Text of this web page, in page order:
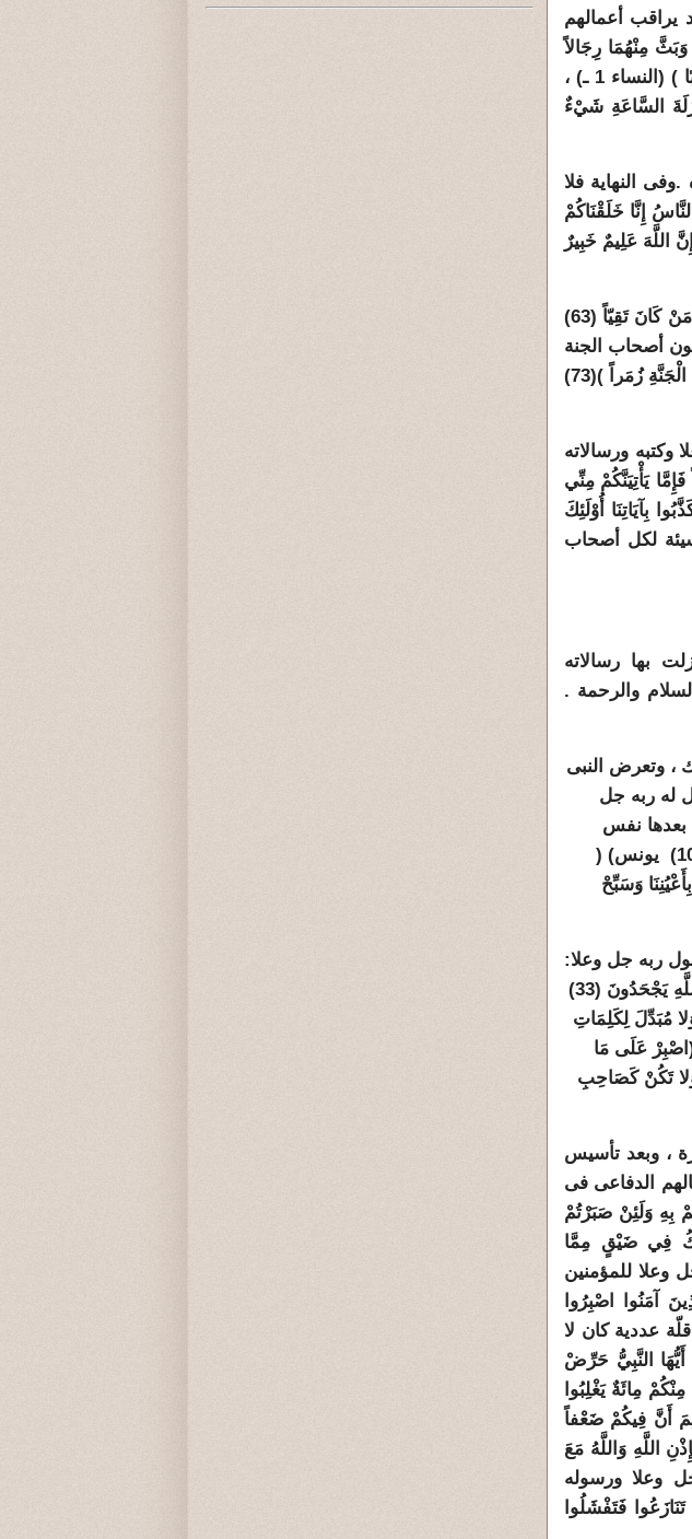
يراقب أعمالهم
مِنْهُمَا رِجَالاً
1 ـ
) ،
السَّاعَةِ شَيْءٌ
.وفى النهاية فلا
إِنَّا خَلَقْنَاكُمْ
اللَّهَ عَلِيمٌ خَبِيرٌ
ولن يدخل الجنة من البشر إلا المتقون : (تِلْكَ الْجَنَّةُ الَّتِي نُورِثُ مِنْ عِبَادِنَا مَنْ كَانَ تَقِيّاً (63)
أصحاب الجنة
: ( وَسِيقَ الَّذِينَ كَفَرُوا إِلَى جَهَنَّمَ زُمَراً )(71) ( وَسِيقَ الَّذِينَ اتَّقَوْا رَبَّهُمْ إِلَى الْجَنَّةِ زُمَراً )(73)
وكتبه ورسالاته
يَأْتِيَنَّكُمْ مِنِّي
(38) وَالَّذِينَ كَفَرُوا وَكَذَّبُوا بِآيَاتِنَا أُوْلَئِكَ
عادة سيئة لكل أصحاب
بها رسالاته
والرحمة .
، وتعرض النبى
له ربه جل
المزمل ) وتتابعت بعدها نفس
الأوامر : ( وَاتَّبِعْ مَا يُوحَى إِلَيْكَ وَاصْبِرْ حَتَّى يَحْكُمَ اللَّهُ وَهُوَ خَيْرُ الْحَاكِمِينَ (109) يونس) (
فَإِنَّكَ بِأَعْيُنِنَا وَسَبِّحْ
ربه جل وعلا:
(قَدْ نَعْلَمُ إِنَّهُ لَيَحْزُنُكَ الَّذِي يَقُولُونَ فَإِنَّهُمْ لا يُكَذِّبُونَكَ وَلَكِنَّ الظَّالِمِينَ بِآيَاتِ اللَّهِ يَجْحَدُونَ (33)
مُبَدِّلَ لِكَلِمَاتِ
له : (اصْبِرْ عَلَى مَا
لِحُكْمِ رَبِّكَ وَلا تَكُنْ كَصَاحِبِ
، وبعد تأسيس
الدفاعى فى
بِهِ وَلَئِنْ صَبَرْتُمْ
تَكُ فِي ضَيْقٍ مِمَّا
وعلا للمؤمنين
آمَنُوا اصْبِرُوا
عمران:200 ). ولأنهم كانوا قلّة عددية كان لا
النَّبِيُّ حَرِّضْ
مِائَةٌ يَغْلِبُوا
اللَّهُ عَنكُمْ وَعَلِمَ أَنَّ فِيكُمْ ضَعْفاً
اللَّهِ وَاللَّهُ مَعَ
الله جل وعلا ورسوله
فَتَفْشَلُوا